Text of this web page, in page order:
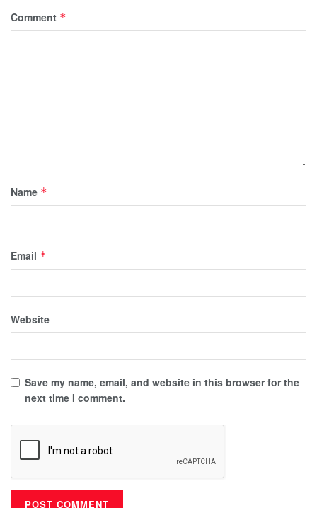
Comment *
Name *
Email *
Website
Save my name, email, and website in this browser for the
next time I comment.